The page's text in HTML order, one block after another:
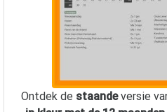
Ontdek de staandeversie